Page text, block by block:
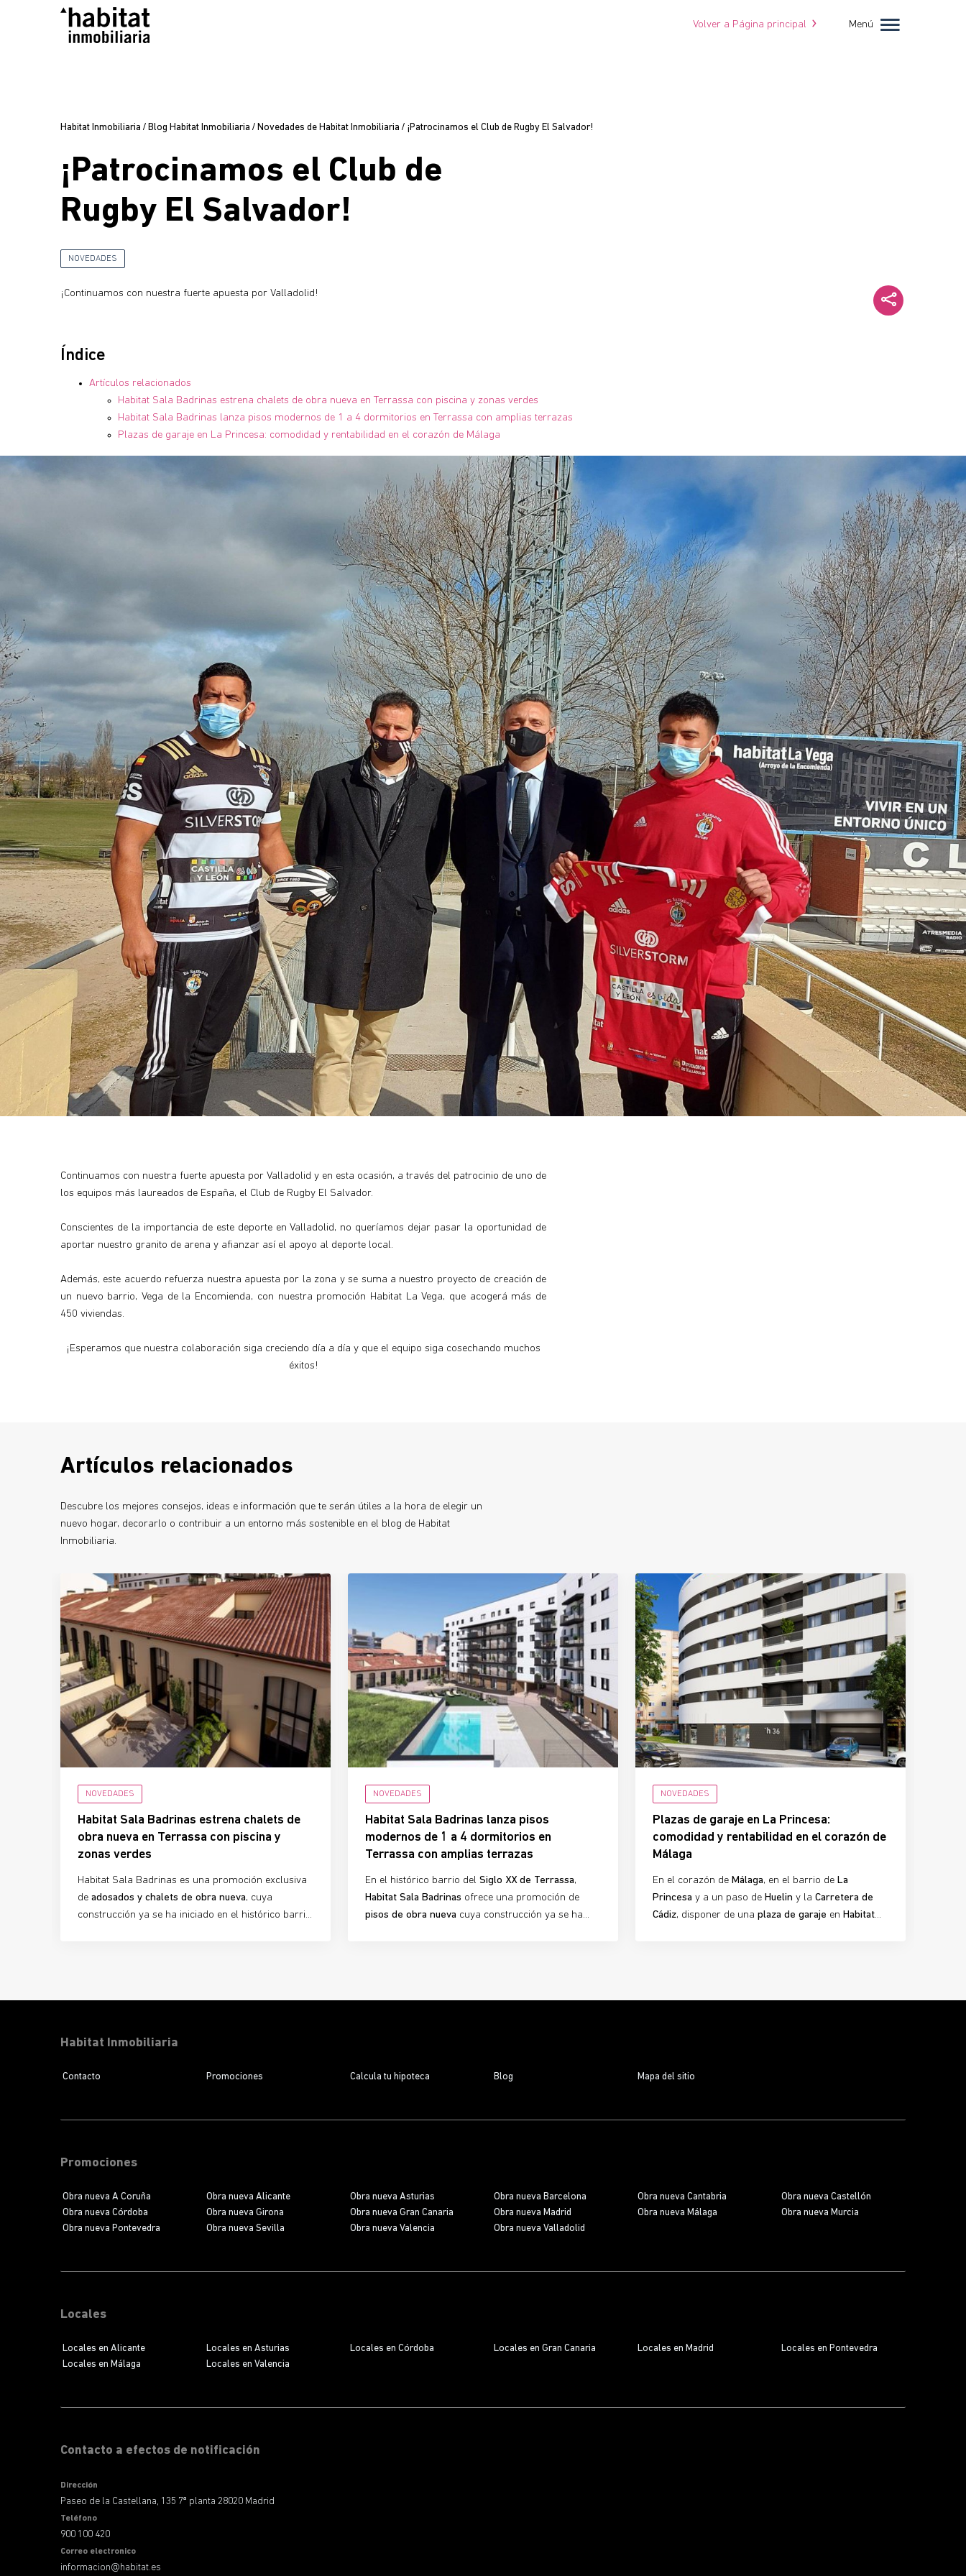
Volver a Página principal Menú
Habitat Inmobiliaria / Blog Habitat Inmobiliaria / Novedades de Habitat Inmobiliaria / ¡Patrocinamos el Club de Rugby El Salvador!
¡Patrocinamos el Club de
Rugby El Salvador!
NOVEDADES
¡Continuamos con nuestra fuerte apuesta por Valladolid!
Índice
Artículos relacionados
Habitat Sala Badrinas estrena chalets de obra nueva en Terrassa con piscina y zonas verdes
Habitat Sala Badrinas lanza pisos modernos de 1 a 4 dormitorios en Terrassa con amplias terrazas
Plazas de garaje en La Princesa: comodidad y rentabilidad en el corazón de Málaga
Continuamos con nuestra fuerte apuesta por Valladolid y en esta ocasión, a través del patrocinio de uno de
los equipos más laureados de España, el Club de Rugby El Salvador.
Conscientes de la importancia de este deporte en Valladolid, no queríamos dejar pasar la oportunidad de
aportar nuestro granito de arena y afianzar así el apoyo al deporte local.
Además, este acuerdo refuerza nuestra apuesta por la zona y se suma a nuestro proyecto de creación de
un nuevo barrio, Vega de la Encomienda, con nuestra promoción Habitat La Vega, que acogerá más de
450 viviendas.
¡Esperamos que nuestra colaboración siga creciendo día a día y que el equipo siga cosechando muchos
éxitos!
Artículos relacionados
Descubre los mejores consejos, ideas e información que te serán útiles a la hora de elegir un
nuevo hogar, decorarlo o contribuir a un entorno más sostenible en el blog de Habitat
Inmobiliaria.
NOVEDADES
Habitat Sala Badrinas estrena chalets de
obra nueva en Terrassa con piscina y
zonas verdes
Habitat Sala Badrinas es una promoción exclusiva
de adosados y chalets de obra nueva, cuya
construcción ya se ha iniciado en el histórico barrio
proyecto ya es unarealidad tangiblepara futuros
NOVEDADES
Habitat Sala Badrinas lanza pisos
modernos de 1 a 4 dormitorios en
Terrassa con amplias terrazas
En el histórico barrio del Siglo XX de Terrassa,
Habitat Sala Badrinas ofrece una promoción de
pisos de obra nueva cuya construcción ya se ha
realidad, y los futuros propietarios pueden empezar
NOVEDADES
Plazas de garaje en La Princesa:
comodidad y rentabilidad en el corazón de
Málaga
En el corazón de Málaga, en el barrio de La
Princesa y a un paso de Huelin y la Carretera de
Cádiz, disponer de una plaza de garaje en Habitat
demanda y escasez de aparcamiento, donde vivir
Promociones
Obra nueva A Coruña Obra nueva Alicante Obra nueva Asturias Obra nueva Barcelona Obra nueva Cantabria
Obra nueva Castellón
Obra nueva Córdoba
Obra nueva Girona Obra nueva Gran Canaria Obra nueva Madrid Obra nueva Málaga
Obra nueva Murcia
Obra nueva Pontevedra
Obra nueva Sevilla Obra nueva Valencia Obra nueva Valladolid
Locales
Locales en Alicante Locales en Asturias Locales en Córdoba Locales en Gran Canaria Locales en Madrid
Locales en Pontevedra
Locales en Málaga
Locales en Valencia
Contacto a efectos de notificación
Dirección
Paseo de la Castellana, 135 7ª planta 28020 Madrid
Teléfono
900 100 420
Correo electronico
informacion@habitat.es
Habitat Inmobiliaria
Contacto Promociones Calcula tu hipoteca Blog Mapa del sitio